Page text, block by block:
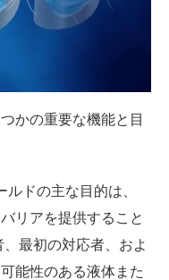
かの重要な機能と目
ドの主な目的は、
リアを提供すること
最初の対応者、およ
能性のある液体また